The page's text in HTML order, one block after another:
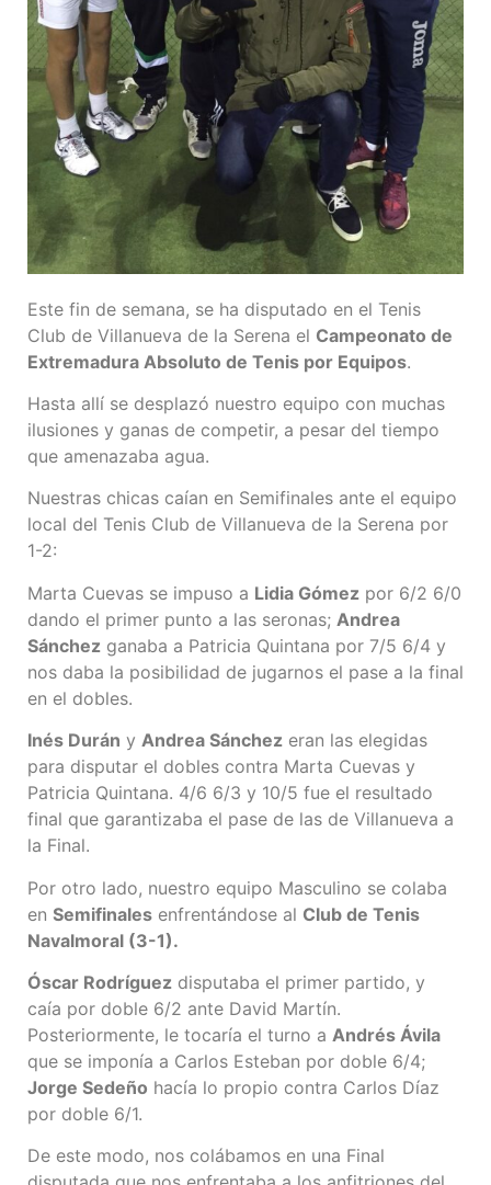
Este fin de semana, se ha disputado en el Tenis
Club de Villanueva de la Serena el Campeonato de
Extremadura Absoluto de Tenis por Equipos.
Hasta allí se desplazó nuestro equipo con muchas
ilusiones y ganas de competir, a pesar del tiempo
que amenazaba agua.
Nuestras chicas caían en Semifinales ante el equipo
local del Tenis Club de Villanueva de la Serena por
1-2:
Marta Cuevas se impuso a Lidia Gómez por 6/2 6/0
dando el primer punto a las seronas; Andrea
Sánchez ganaba a Patricia Quintana por 7/5 6/4 y
nos daba la posibilidad de jugarnos el pase a la final
en el dobles.
Inés Durán y Andrea Sánchez eran las elegidas
para disputar el dobles contra Marta Cuevas y
Patricia Quintana. 4/6 6/3 y 10/5 fue el resultado
final que garantizaba el pase de las de Villanueva a
la Final.
Por otro lado, nuestro equipo Masculino se colaba
en Semifinales enfrentándose al Club de Tenis
Navalmoral (3-1).
Óscar Rodríguez disputaba el primer partido, y
caía por doble 6/2 ante David Martín.
Posteriormente, le tocaría el turno a Andrés Ávila
que se imponía a Carlos Esteban por doble 6/4;
Jorge Sedeño hacía lo propio contra Carlos Díaz
por doble 6/1.
De este modo, nos colábamos en una Final